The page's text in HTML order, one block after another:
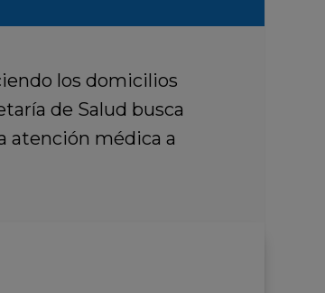
los domicilios
de Salud busca
atención médica a